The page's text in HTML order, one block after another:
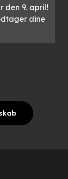
den 9. april!
dine